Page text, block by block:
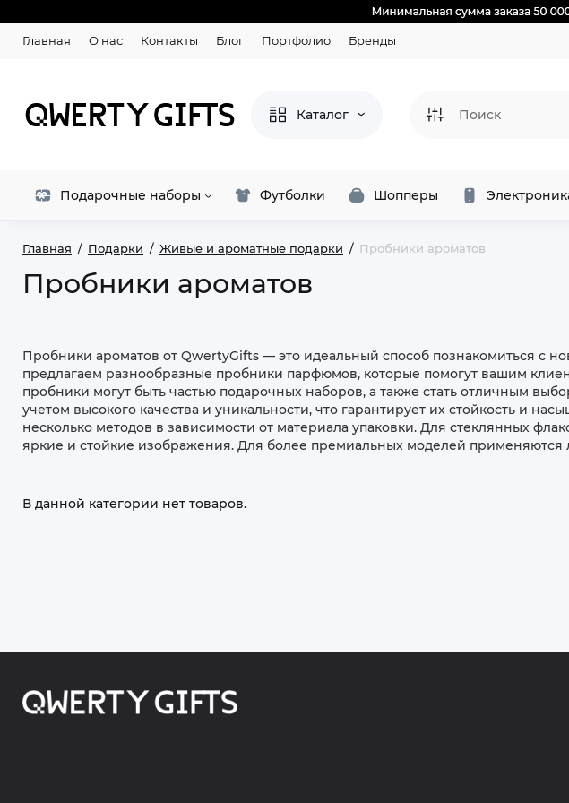
Главная О нас Контакты Блог Портфолио Бренды
Каталог
Подарочные наборы Футболки Шопперы
Главная Подарки Живые и ароматные подарки Пробники ароматов
Пробники ароматов
Пробники ароматов от QwertyGifts — это идеальный способ познакомиться
предлагаем разнообразные пробники парфюмов, которые помогут вашим
пробники могут быть частью подарочных наборов, а также стать отличным
учетом высокого качества и уникальности, что гарантирует их стойкость и
несколько методов в зависимости от материала упаковки. Для стеклянных
яркие и стойкие изображения. Для более премиальных моделей применяются
В данной категории нет товаров.